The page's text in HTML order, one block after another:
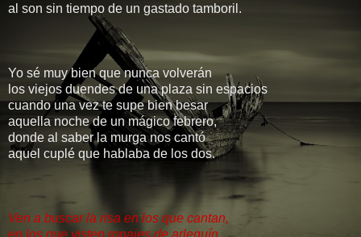
al son sin tiempo de un gastado tamboril.
Yo sé muy bien que nunca volverán
los viejos duendes de una plaza sin espacios
cuando una vez te supe bien besar
aquella noche de un mágico febrero,
donde al saber la murga nos cantó
aquel cuplé que hablaba de los dos.
Ven a buscar la risa en los que cantan,
en los que visten ropajes de arlequín,